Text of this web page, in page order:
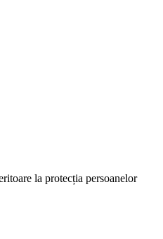
la protecția persoanelor